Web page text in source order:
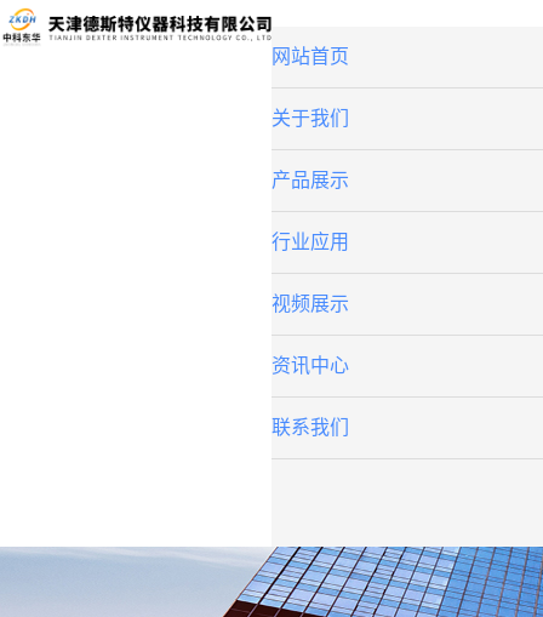
网站首页
关于我们
产品展示
行业应用
视频展示
资讯中心
联系我们